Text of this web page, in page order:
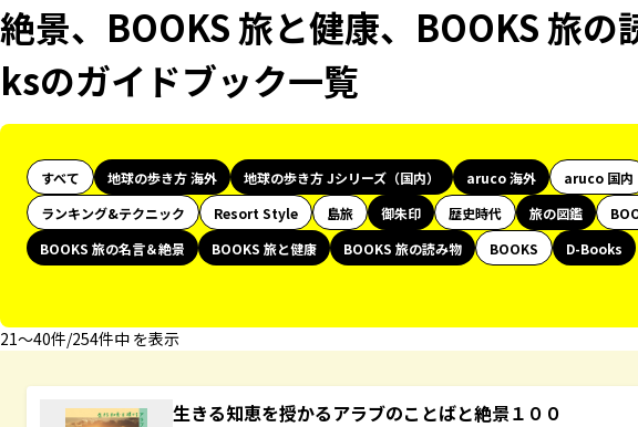
絶景、BOOKS 旅と健康、BOOKS 旅
ksのガイドブック一覧
すべて 地球の歩き方 海外 地球の歩き方 Jシリーズ（国内） aruco 海外 aruco 国内
ランキング&テクニック
Resort Style 島旅 御朱印 歴史時代 旅の図鑑
BOOKS 旅の名言＆絶景
BOOKS 旅と健康 BOOKS 旅の読み物 BOOKS
D-Books
21〜40件/254件中 を表示
生きる知恵を授かるアラブのことばと絶景１００